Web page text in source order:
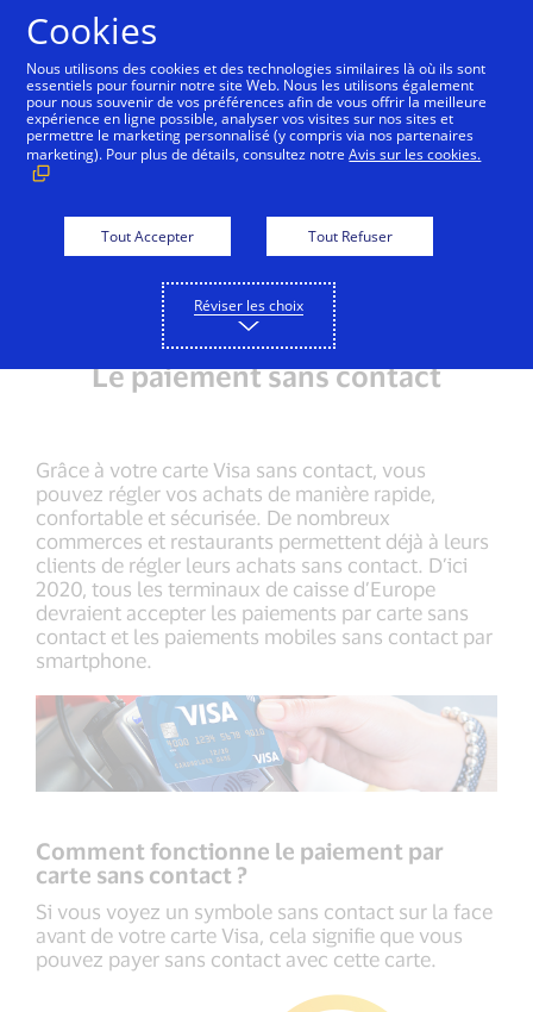
Le paiement sans contact Le paiement par mobile
Le paiement sans contact
Grâce à votre carte Visa sans contact, vous
pouvez régler vos achats de manière rapide,
confortable et sécurisée. De nombreux
commerces et restaurants permettent déjà à leurs
clients de régler leurs achats sans contact. D’ici
2020, tous les terminaux de caisse d’Europe
devraient accepter les paiements par carte sans
contact et les paiements mobiles sans contact par
smartphone.
Comment fonctionne le paiement par
carte sans contact ?
Si vous voyez un symbole sans contact sur la face
avant de votre carte Visa, cela signifie que vous
pouvez payer sans contact avec cette carte.
Cookies
Nous utilisons des cookies et des technologies similaires là où ils sont
essentiels pour fournir notre site Web. Nous les utilisons également
pour nous souvenir de vos préférences afin de vous offrir la meilleure
expérience en ligne possible, analyser vos visites sur nos sites et
permettre le marketing personnalisé (y compris via nos partenaires
marketing). Pour plus de détails, consultez notreAvis sur les cookies.
Tout Accepter Tout Refuser
Réviser les choix